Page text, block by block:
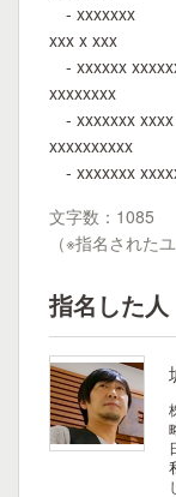
- xxxxxxx
xxx x xxx
- xxxxxx
xxxxxxxx
- xxxxxxx xxxx
xxxxxxxxxx
- xxxxxxx
文字数：1085
（※指名された
指名した人